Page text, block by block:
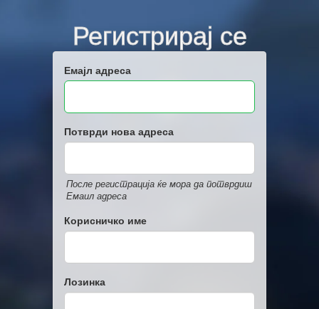
Регистрирај се
Емајл адреса
Потврди нова адреса
После регистрација ќе мора да потврдиш
Емаил адреса
Корисничко име
Лозинка